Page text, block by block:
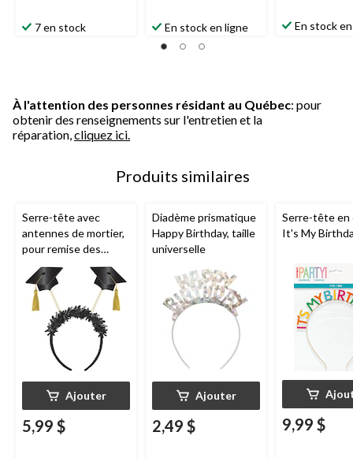
7 en stock En stock en ligne En stock
À l'attention des personnes résidant au Québec: pour
obtenir des renseignements sur l'entretien et la
réparation, cliquez ici.
Produits similaires
Serre-tête avec
antennes de mortier,
pour remise des
diplômes, noir
Ajouter
5,99 $
Diadème prismatique
Happy Birthday, taille
universelle
Ajouter
2,49 $
Serre-tête en
It's My
9,99 $